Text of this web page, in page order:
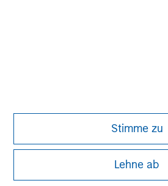
Stimme zu
Lehne ab